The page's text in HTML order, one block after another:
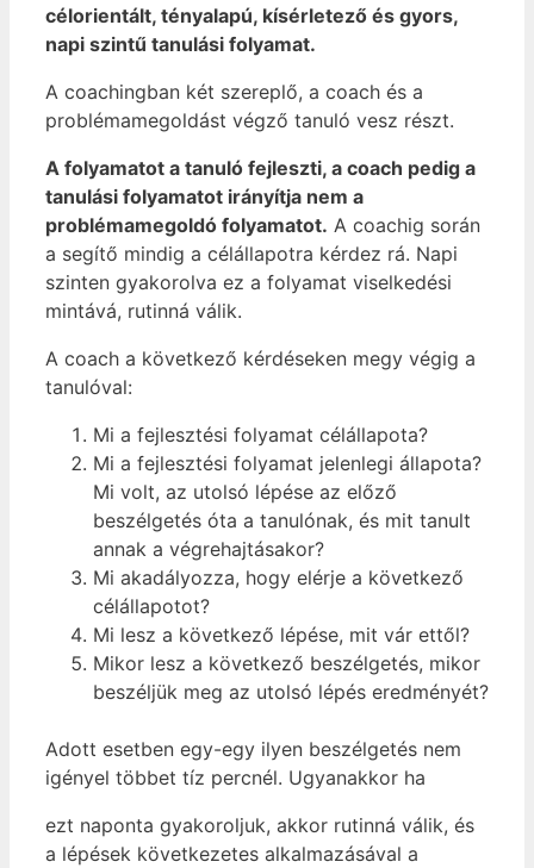
célorientált, tényalapú, kísérletező és gyors,
napi szintű tanulási folyamat.
A coachingban két szereplő, a coach és a
problémamegoldást végző tanuló vesz részt.
A folyamatot a tanuló fejleszti, a coach pedig a
tanulási folyamatot irányítja nem a
problémamegoldó folyamatot. A coachig során
a segítő mindig a célállapotra kérdez rá. Napi
szinten gyakorolva ez a folyamat viselkedési
mintává, rutinná válik.
A coach a következő kérdéseken megy végig a
tanulóval:
Mi a fejlesztési folyamat célállapota?
Mi a fejlesztési folyamat jelenlegi állapota?
Mi volt, az utolsó lépése az előző
beszélgetés óta a tanulónak, és mit tanult
annak a végrehajtásakor?
Mi akadályozza, hogy elérje a következő
célállapotot?
Mi lesz a következő lépése, mit vár ettől?
Mikor lesz a következő beszélgetés, mikor
beszéljük meg az utolsó lépés eredményét?
Adott esetben egy-egy ilyen beszélgetés nem
igényel többet tíz percnél. Ugyanakkor ha
ezt naponta gyakoroljuk, akkor rutinná válik, és
a lépések következetes alkalmazásával a